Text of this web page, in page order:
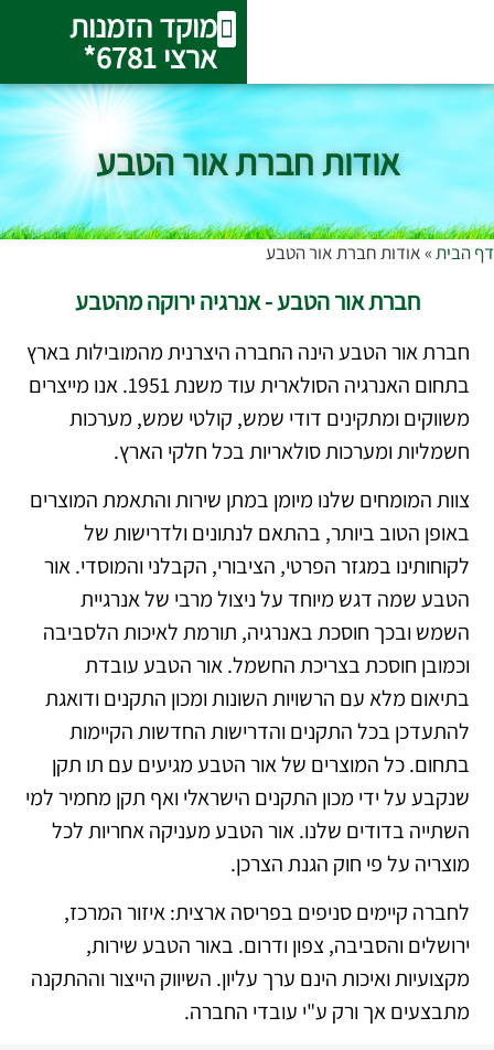
מוקד הזמנות
ארצי 6781*
אודות חברת אור הטבע
דף הבית»אודות חברת אור הטבע
חברת אור הטבע - אנרגיה ירוקה מהטבע
חברת אור הטבע הינה החברה היצרנית מהמובילות בארץ
בתחום האנרגיה הסולארית עוד משנת 1951. אנו מייצרים
משווקים ומתקינים דודי שמש, קולטי שמש, מערכות
חשמליות ומערכות סולאריות בכל חלקי הארץ.
צוות המומחים שלנו מיומן במתן שירות והתאמת המוצרים
באופן הטוב ביותר, בהתאם לנתונים ולדרישות של
לקוחותינו במגזר הפרטי, הציבורי, הקבלני והמוסדי. אור
הטבע שמה דגש מיוחד על ניצול מרבי של אנרגיית
השמש ובכך חוסכת באנרגיה, תורמת לאיכות הלסביבה
וכמובן חוסכת בצריכת החשמל. אור הטבע עובדת
בתיאום מלא עם הרשויות השונות ומכון התקנים ודואגת
להתעדכן בכל התקנים והדרישות החדשות הקיימות
בתחום. כל המוצרים של אור הטבע מגיעים עם תו תקן
שנקבע על ידי מכון התקנים הישראלי ואף תקן מחמיר למי
השתייה בדודים שלנו. אור הטבע מעניקה אחריות לכל
מוצריה על פי חוק הגנת הצרכן.
לחברה קיימים סניפים בפריסה ארצית: איזור המרכז,
ירושלים והסביבה, צפון ודרום. באור הטבע שירות,
מקצועיות ואיכות הינם ערך עליון. השיווק הייצור וההתקנה
מתבצעים אך ורק ע"י עובדי החברה.